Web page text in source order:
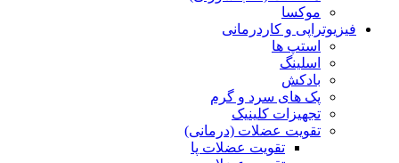
موکسا
فیزیوتراپی و کاردرمانی
استپ ها
اسلینگ
بادکش
پک های سرد و گرم
تجهیزات کلینیک
تقویت عضلات (درمانی)
تقویت عضلات پا